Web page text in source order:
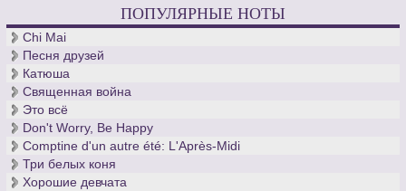
ПОПУЛЯРНЫЕ НОТЫ
Chi Mai
Песня друзей
Катюша
Священная война
Это всё
Don't Worry, Be Happy
Comptine d'un autre été: L'Après-Midi
Три белых коня
Хорошие девчата